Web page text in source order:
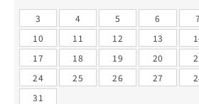
3
4 5 6 7
10
11 12 13
17
18 19 20
24
25 26 27
31